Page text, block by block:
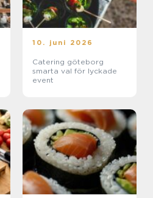
10. juni 2026
Catering göteborg
smarta val för lyckade
event